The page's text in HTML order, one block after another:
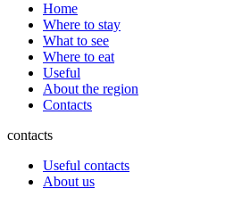
Home
Where to stay
What to see
Where to eat
Useful
About the region
Contacts
contacts
Useful contacts
About us